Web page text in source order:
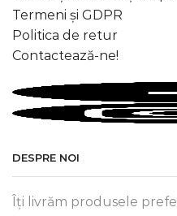
Termeni și GDPR
Politica de retur
Contactează-ne!
DESPRE NOI
Îți livrăm produsele